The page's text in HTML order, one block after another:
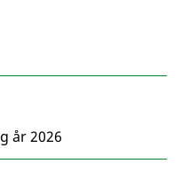
år 2026